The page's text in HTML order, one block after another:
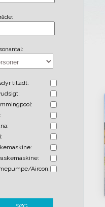
tilladt:
Aircon: